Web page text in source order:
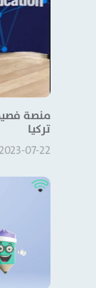
منصة
تركيا
2023-07-22